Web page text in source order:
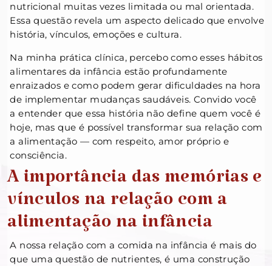
nutricional muitas vezes limitada ou mal orientada.
Essa questão revela um aspecto delicado que envolve
história, vínculos, emoções e cultura.
Na minha prática clínica, percebo como esses hábitos
alimentares da infância estão profundamente
enraizados e como podem gerar dificuldades na hora
de implementar mudanças saudáveis. Convido você
a entender que essa história não define quem você é
hoje, mas que é possível transformar sua relação com
a alimentação — com respeito, amor próprio e
consciência.
A importância das memórias e
vínculos na relação com a
alimentação na infância
A nossa relação com a comida na infância é mais do
que uma questão de nutrientes, é uma construção